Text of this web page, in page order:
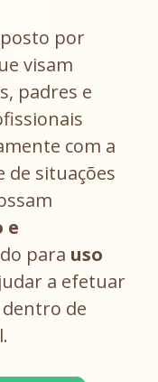
por
visam
padres e
com a
de situações
e
para uso
a efetuar
de